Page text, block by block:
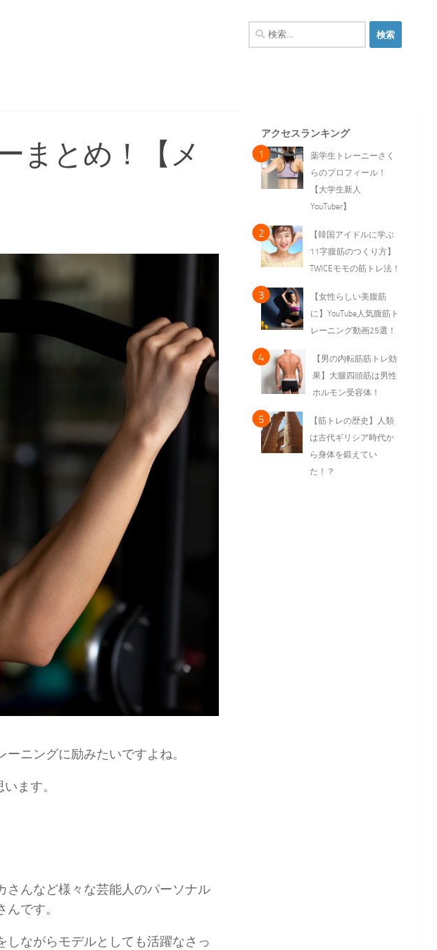
検
索:
まとめ！【メ
ーニングに励みたいですよね。
ます。
さんなど様々な芸能人のパーソナル
です。
ながらモデルとしても活躍なさっ
アクセスランキング
薬学生トレーニーさく
らのプロフィール！
【大学生新人
YouTuber】
【韓国アイドルに学ぶ
11字腹筋のつくり方】
TWICEモモの筋トレ法！
【女性らしい美腹筋
に】YouTube人気腹筋ト
レーニング動画25選！
【男の内転筋筋トレ効
果】大腿四頭筋は男性
ホルモン受容体！
【筋トレの歴史】人類
は古代ギリシア時代か
ら身体を鍛えてい
た！？